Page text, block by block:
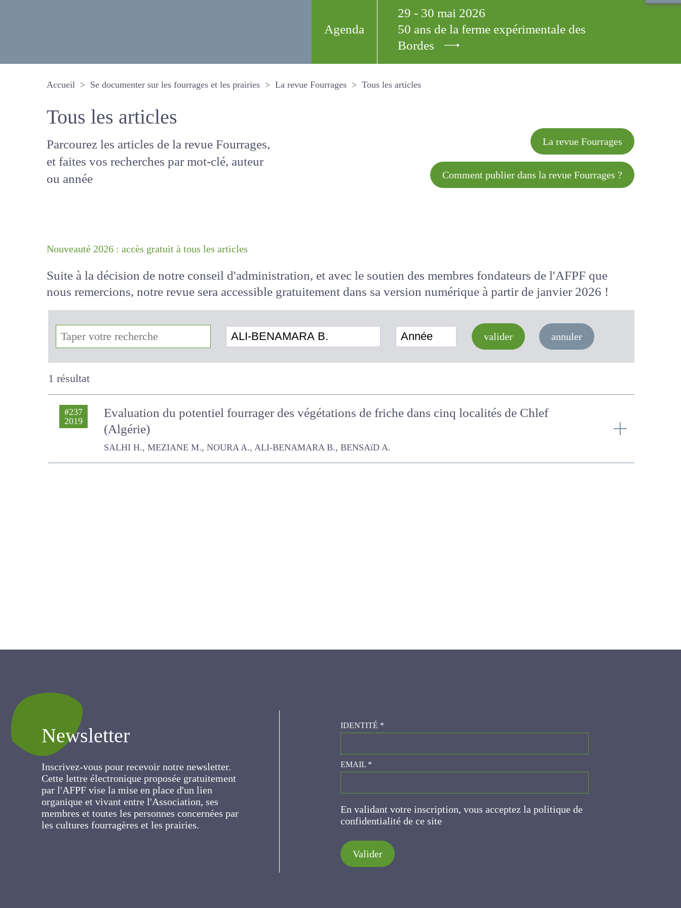
Agenda
29 - 30 mai 2026
50 ans de la ferme expérimentale des
Bordes
Accueil Se documenter sur les fourrages et les prairies La revue Fourrages Tous les articles
Tous les articles
Parcourez les articles de la revue
Fourrages, et faites vos recherches par
mot-clé, auteur ou année
La revue Fourrages
Comment publier dans la revue Fourrages ?
Suite à la décision de notre conseil d'administration, et avec le soutien des membres fondateurs de l'AFPF que
nous remercions, notre revue sera accessiblegratuitementdans sa version numériqueà partir de janvier 2026
!
ALI-BENAMARA B. Année valider annuler
1 résultat
#237
2019
Evaluation du potentiel fourrager des végétations de friche dans cinq localités de Chlef
(Algérie)
SALHI H., MEZIANE M., NOURA A., ALI-BENAMARA B., BENSAïD A.
Newsletter
Inscrivez-vous pour recevoir notre newsletter.
Cette lettre électronique proposée
gratuitement par l'AFPF vise la mise en place
d'un lien organique et vivant entre
l'Association, ses membres et toutes les
personnes concernées par les cultures
fourragères et les prairies.
IDENTITÉ*
EMAIL*
En validant votre inscription, vous acceptez la politique
de confidentialité de ce site
Valider